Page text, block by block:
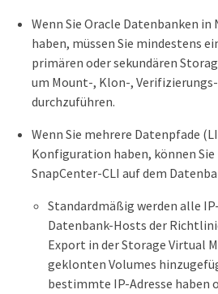
Wenn Sie Oracle Datenbanken in
haben, müssen Sie mindestens
primären oder sekundären
um Mount-, Klon-,
durchzuführen.
Wenn Sie mehrere Datenpfade
Konfiguration haben, können
SnapCenter-CLI auf dem
Standardmäßig werden alle
Datenbank-Hosts der
Export in der Storage Virtual
geklonten Volumes
bestimmte IP-Adresse haben